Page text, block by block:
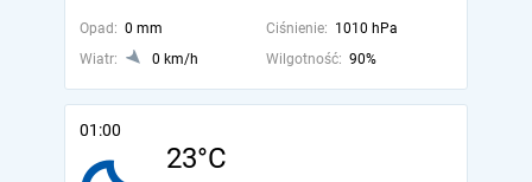
Opad: 0 mm Ciśnienie: 1010 hPa
Wiatr:
0 km/h Wilgotność: 90%
01:00
23°C